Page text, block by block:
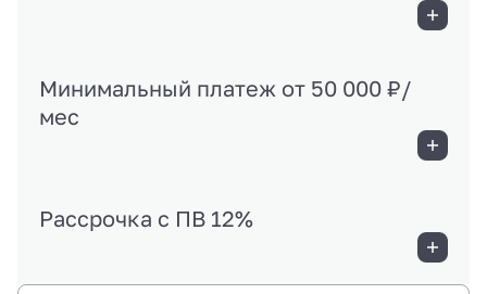
Минимальный платеж от 50 000 ₽/
мес
Рассрочка с ПВ 12%